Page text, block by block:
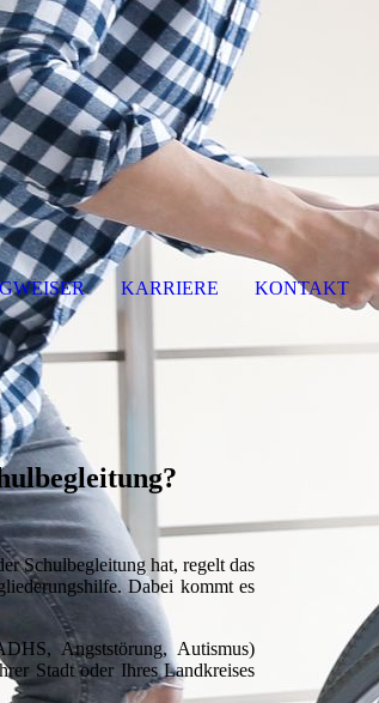
KARRIERE KONTAKT
Schulbegleitung hat, regelt das
Dabei kommt es
Angststörung, Autismus)
Stadt oder Ihres Landkreises